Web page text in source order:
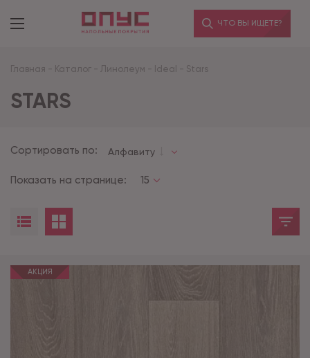
ЧТО ВЫ ИЩЕТЕ?
Главная - Каталог - Линолеум - Ideal - Stars
STARS
Сортировать по: Алфавиту
Показать на странице: 15
АКЦИЯ